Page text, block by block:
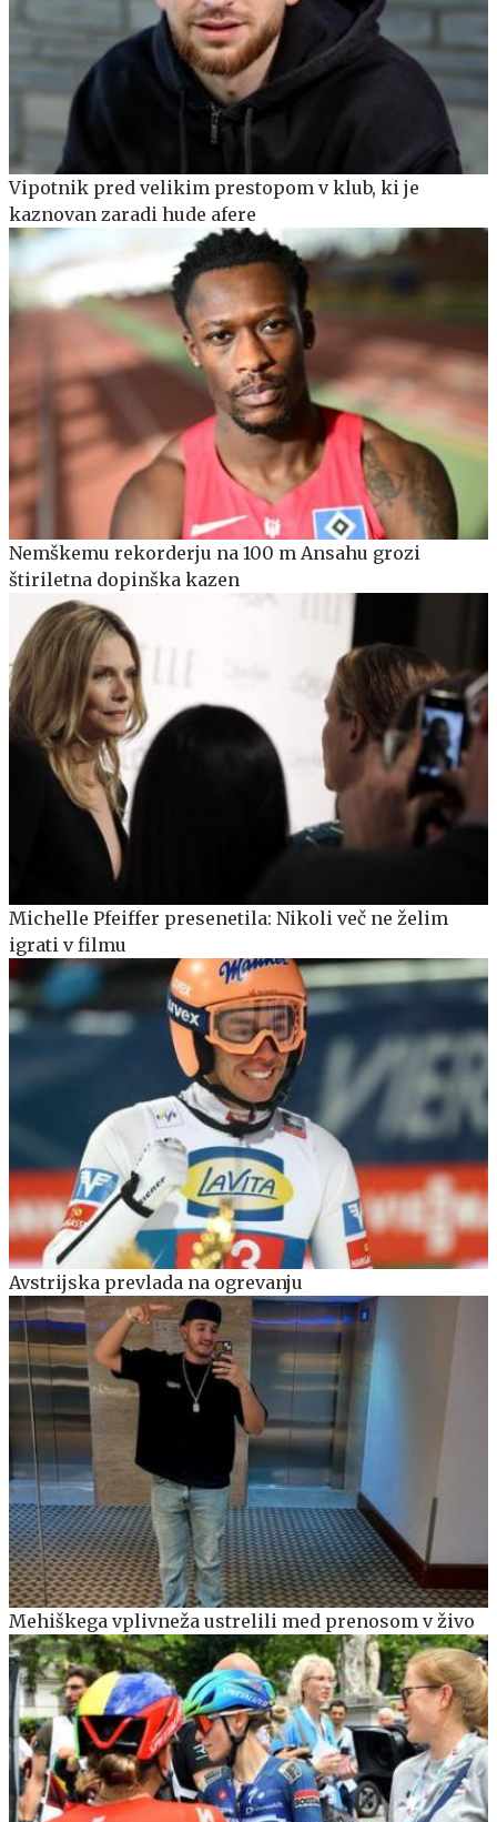
Vipotnik pred velikim prestopom v klub, ki je
kaznovan zaradi hude afere
Nemškemu rekorderju na 100 m Ansahu grozi
štiriletna dopinška kazen
Michelle Pfeiffer presenetila: Nikoli več ne želim
igrati v filmu
Avstrijska prevlada na ogrevanju
Mehiškega vplivneža ustrelili med prenosom v živo